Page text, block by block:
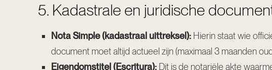
5. Kadastrale en juridische
Nota Simple (kadastraal uittreksel):Hierin staat wie
document moet altijd actueel zijn (maximaal 3 maanden
Eigendomstitel (Escritura):Dit is de notariële akte